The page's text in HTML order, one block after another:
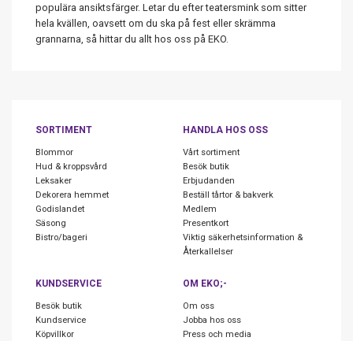
populära ansiktsfärger. Letar du efter teatersmink som sitter
hela kvällen, oavsett om du ska på fest eller skrämma
grannarna, så hittar du allt hos oss på EKO.
SORTIMENT
Blommor
Hud & kroppsvård
Leksaker
Dekorera hemmet
Godislandet
Säsong
Bistro/bageri
HANDLA HOS OSS
Vårt sortiment
Besök butik
Erbjudanden
Beställ tårtor & bakverk
Medlem
Presentkort
Viktig säkerhetsinformation &
Återkallelser
KUNDSERVICE
Besök butik
Kundservice
Köpvillkor
OM EKO;-
Om oss
Jobba hos oss
Press och media